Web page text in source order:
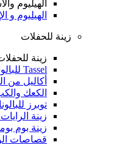
الهيليوم
الهيليوم و
زينة للحفلات
زينة
Tassel للبالونات
أكاليل من
الكعك
توبرز
زينة
زينة بوم
قصاصات